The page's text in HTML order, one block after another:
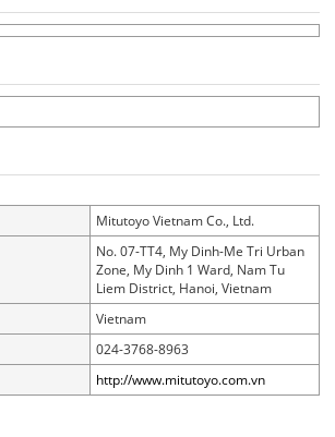
Mitutoyo Vietnam Co., Ltd.
No. 07-TT4, My Dinh-Me Tri Urban
Zone, My Dinh 1 Ward, Nam Tu
Liem District, Hanoi, Vietnam
Vietnam
024-3768-8963
http://www.mitutoyo.com.vn